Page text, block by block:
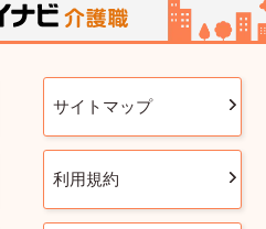
サイトマップ
利用規約